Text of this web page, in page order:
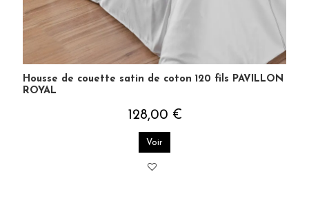
Housse de couette satin de coton 120 fils PAVILLON
ROYAL
128,00 €
Voir